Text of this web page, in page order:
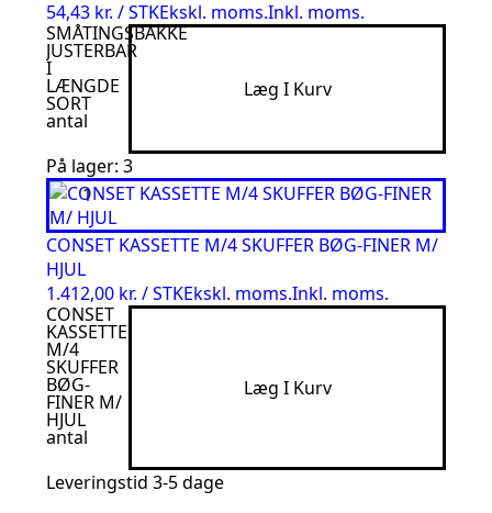
54,43 kr. / STKEkskl. moms.Inkl. moms.
SMÅTINGSBAKKE
JUSTERBAR
I
LÆNGDE
SORT
antal
Læg I Kurv
På lager: 3
CONSET KASSETTE M/4 SKUFFER BØG-FINER M/
HJUL
1.412,00 kr. / STKEkskl. moms.Inkl. moms.
CONSET
KASSETTE
M/4
SKUFFER
BØG-
FINER M/
HJUL
antal
Læg I Kurv
Leveringstid 3-5 dage